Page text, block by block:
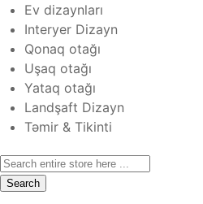
Ev dizaynları
Interyer Dizayn
Qonaq otağı
Uşaq otağı
Yataq otağı
Landşaft Dizayn
Təmir & Tikinti
Search